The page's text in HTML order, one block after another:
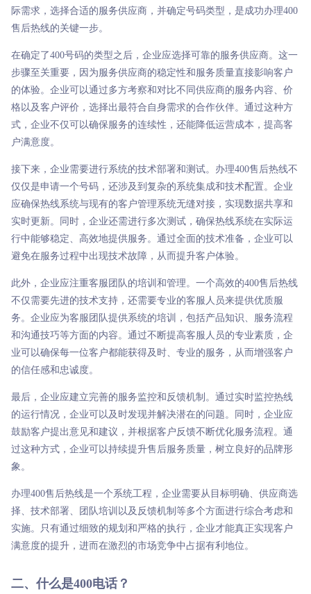
际需求，选择合适的服务供应商，并确定号码类型，是成功办理400
售后热线的关键一步。
在确定了400号码的类型之后，企业应选择可靠的服务供应商。这一
步骤至关重要，因为服务供应商的稳定性和服务质量直接影响客户
的体验。企业可以通过多方考察和对比不同供应商的服务内容、价
格以及客户评价，选择出最符合自身需求的合作伙伴。通过这种方
式，企业不仅可以确保服务的连续性，还能降低运营成本，提高客
户满意度。
接下来，企业需要进行系统的技术部署和测试。办理400售后热线不
仅仅是申请一个号码，还涉及到复杂的系统集成和技术配置。企业
应确保热线系统与现有的客户管理系统无缝对接，实现数据共享和
实时更新。同时，企业还需进行多次测试，确保热线系统在实际运
行中能够稳定、高效地提供服务。通过全面的技术准备，企业可以
避免在服务过程中出现技术故障，从而提升客户体验。
此外，企业应注重客服团队的培训和管理。一个高效的400售后热线
不仅需要先进的技术支持，还需要专业的客服人员来提供优质服
务。企业应为客服团队提供系统的培训，包括产品知识、服务流程
和沟通技巧等方面的内容。通过不断提高客服人员的专业素质，企
业可以确保每一位客户都能获得及时、专业的服务，从而增强客户
的信任感和忠诚度。
最后，企业应建立完善的服务监控和反馈机制。通过实时监控热线
的运行情况，企业可以及时发现并解决潜在的问题。同时，企业应
鼓励客户提出意见和建议，并根据客户反馈不断优化服务流程。通
过这种方式，企业可以持续提升售后服务质量，树立良好的品牌形
象。
办理400售后热线是一个系统工程，企业需要从目标明确、供应商选
择、技术部署、团队培训以及反馈机制等多个方面进行综合考虑和
实施。只有通过细致的规划和严格的执行，企业才能真正实现客户
满意度的提升，进而在激烈的市场竞争中占据有利地位。
二、什么是400电话？